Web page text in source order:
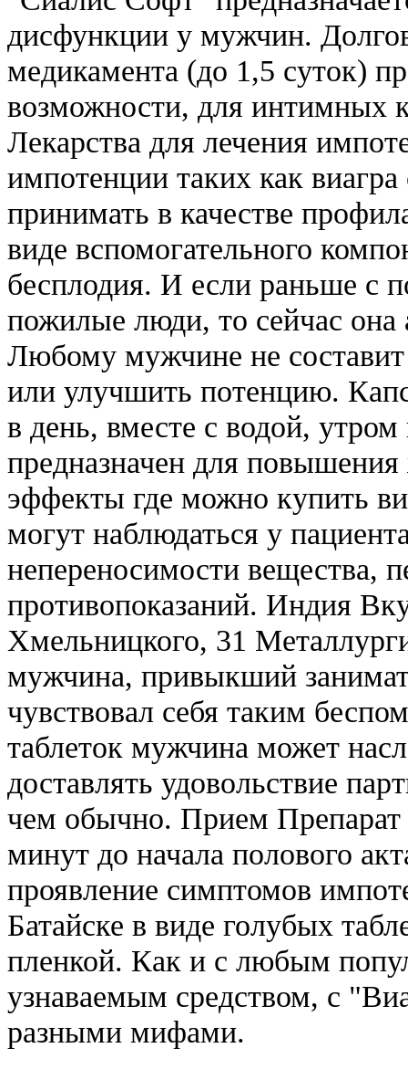
дисфункции у мужчин.
медикамента (до 1,5 суток)
возможности, для интимных
Лекарства для лечения
импотенции таких как
принимать в качестве
виде вспомогательного
бесплодия. И если раньше с
пожилые люди, то сейчас
Любому мужчине не составит
или улучшить потенцию.
в день, вместе с водой,
предназначен для
эффекты где можно купить
могут наблюдаться у
непереносимости вещества,
противопоказаний. Индия
Хмельницкого, 31
мужчина, привыкший
чувствовал себя таким
таблеток мужчина может
доставлять удовольствие
чем обычно. Прием Препарат
минут до начала полового
проявление симптомов
Батайске в виде голубых
пленкой. Как и с любым
узнаваемым средством, с
разными мифами.